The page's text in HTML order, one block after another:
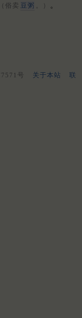
（俗卖 豆粥 。） 。
号 关于本站
联